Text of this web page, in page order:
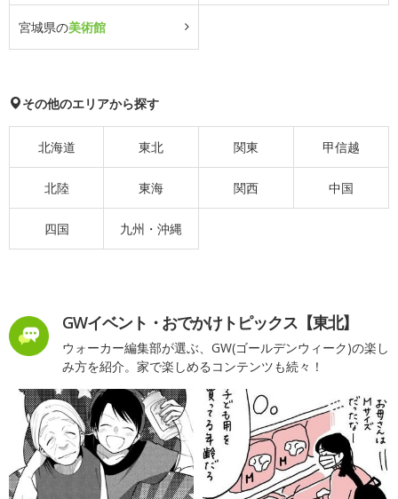
宮城県の美術館
その他のエリアから探す
北海道 東北 関東 甲信越
北陸 東海 関西 中国
四国 九州・沖縄
GWイベント・おでかけトピックス【東北】
ウォーカー編集部が選ぶ、GW(ゴールデンウィーク)の楽し
み方を紹介。家で楽しめるコンテンツも続々！